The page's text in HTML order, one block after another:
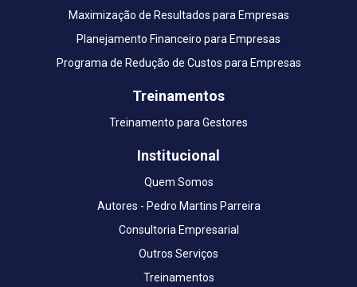
Maximização de Resultados para Empresas
Planejamento Financeiro para Empresas
Programa de Redução de Custos para Empresas
Treinamentos
Treinamento para Gestores
Institucional
Quem Somos
Autores - Pedro Martins Parreira
Consultoria Empresarial
Outros Serviços
Treinamentos